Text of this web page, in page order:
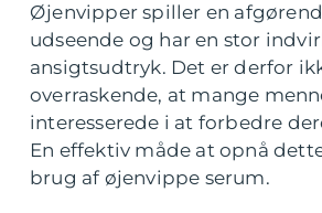
Øjenvipper spiller en
udseende og har en stor
ansigtsudtryk. Det er derfor
overraskende, at mange
interesserede i at forbedre
En effektiv måde at opnå
brug af øjenvippe serum.